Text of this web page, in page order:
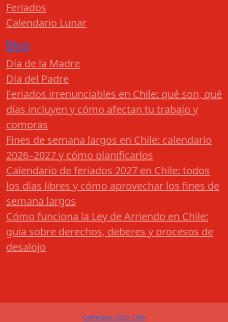
Feriados
Calendario Lunar
Blog
Día de la Madre
Día del Padre
Feriados irrenunciables en Chile: qué son, qué
días incluyen y cómo afectan tu trabajo y
compras
Fines de semana largos en Chile: calendario
2026–2027 y cómo planificarlos
Calendario de feriados 2027 en Chile: todos
los días libres y cómo aprovechar los fines de
semana largos
Cómo funciona la Ley de Arriendo en Chile:
guía sobre derechos, deberes y procesos de
desalojo
Calendario 2026 Chile